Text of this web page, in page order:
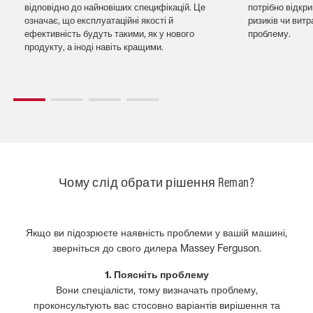
відповідно до найновіших специфікацій. Це
означає, що експлуатаційні якості й
ефективність будуть такими, як у нового
продукту, а іноді навіть кращими.
потрібно
ризиків чи
проблему.
Чому слід обрати рішення Reman?
Якщо ви підозрюєте наявність проблеми у вашій машині,
зверніться до свого дилера Massey Ferguson.
1. Поясніть проблему
Вони спеціалісти, тому визначать проблему,
проконсультують вас стосовно варіантів вирішення та